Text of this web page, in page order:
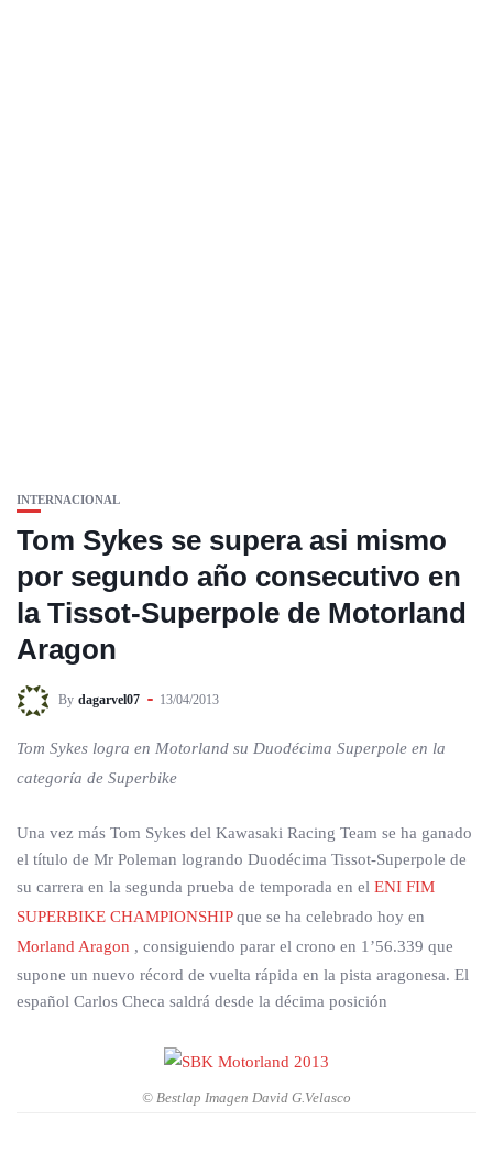
INTERNACIONAL
Tom Sykes se supera asi mismo
por segundo año consecutivo en
la Tissot-Superpole de Motorland
Aragon
By dagarvel07 13/04/2013
Tom Sykes logra en Motorland su Duodécima Superpole en la
categoría de Superbike
Una vez más Tom Sykes del Kawasaki Racing Team se ha ganado
el título de Mr Poleman logrando Duodécima Tissot-Superpole de
su carrera en la segunda prueba de temporada en el ENI FIM
SUPERBIKE CHAMPIONSHIPque se ha celebrado hoy en
Morland Aragon , consiguiendo parar el crono en 1’56.339 que
supone un nuevo récord de vuelta rápida en la pista aragonesa. El
español Carlos Checa saldrá desde la décima posición
© Bestlap Imagen David G.Velasco